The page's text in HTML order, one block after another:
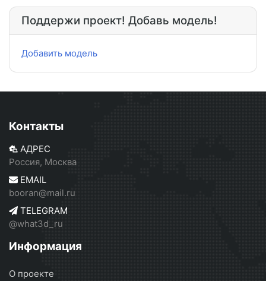
Поддержи проект! Добавь модель!
Добавить модель
Контакты
АДРЕС
Россия, Москва
EMAIL
booran@mail.ru
TELEGRAM
@what3d_ru
Информация
О проекте